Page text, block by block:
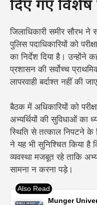
दिए गए विशेष
जिलाधिकारी समीर सौरभ ने
पुलिस पदाधिकारियों को
का निर्देश दिया है। उन्होंने
प्रशासन की सर्वोच्च
लापरवाही बर्दाश्त नहीं की
बैठक में अधिकारियों को
अभ्यर्थियों की सुविधाओं का
स्थिति से तत्काल निपटने के
ने यह भी सुनिश्चित किया है
व्यवस्था मजबूत रहे ताकि
सामना न करना पड़े।
Munger